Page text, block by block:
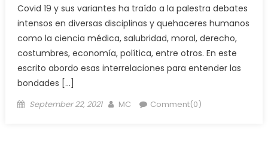
Covid 19 y sus variantes ha traído a la palestra debates
intensos en diversas disciplinas y quehaceres humanos
como la ciencia médica, salubridad, moral, derecho,
costumbres, economía, política, entre otros. En este
escrito abordo esas interrelaciones para entender las
bondades […]
Posted
September 22, 2021 Author
MC Comment(0)